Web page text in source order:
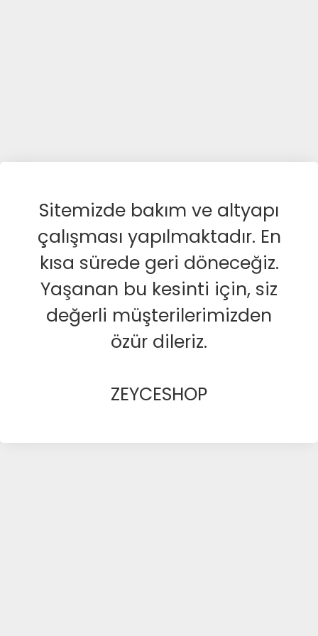
Sitemizde bakım ve altyapı
çalışması yapılmaktadır. En
kısa sürede geri döneceğiz.
Yaşanan bu kesinti için, siz
değerli müşterilerimizden
özür dileriz.
ZEYCESHOP